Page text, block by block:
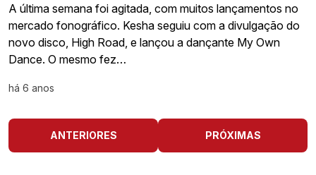
A última semana foi agitada, com muitos lançamentos no
mercado fonográfico. Kesha seguiu com a divulgação do
novo disco, High Road, e lançou a dançante My Own
Dance. O mesmo fez…
há 6 anos
ANTERIORES PRÓXIMAS